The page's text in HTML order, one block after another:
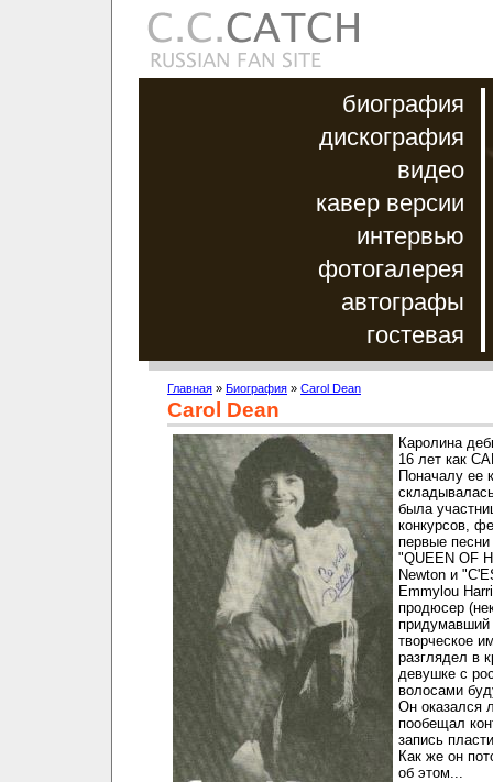
биография
дискография
видео
кавер версии
интервью
фотогалерея
автографы
гостевая
Главная » Биография » Carol Dean
Carol Dean
Каролина
16 лет как
Поначалу ее
была
конкурсов,
первые
"QUEEN OF
Newton и
Emmylou
продюсер
придумавший
творческое
разглядел в
девушке с
волосами
Он оказался
пообещал
запись
Как же он
об этом...